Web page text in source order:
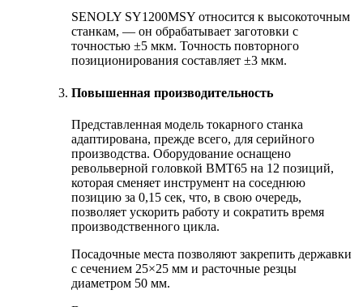
SENOLY SY1200MSY относится к высокоточным
станкам, — он обрабатывает заготовки с
точностью ±5 мкм. Точность повторного
позиционирования составляет ±3 мкм.
Повышенная производительность
Представленная модель токарного станка
адаптирована, прежде всего, для серийного
производства. Оборудование оснащено
револьверной головкой BMT65 на 12 позиций,
которая сменяет инструмент на соседнюю
позицию за 0,15 сек, что, в свою очередь,
позволяет ускорить работу и сократить время
производственного цикла.
Посадочные места позволяют закрепить державки
с сечением 25×25 мм и расточные резцы
диаметром 50 мм.